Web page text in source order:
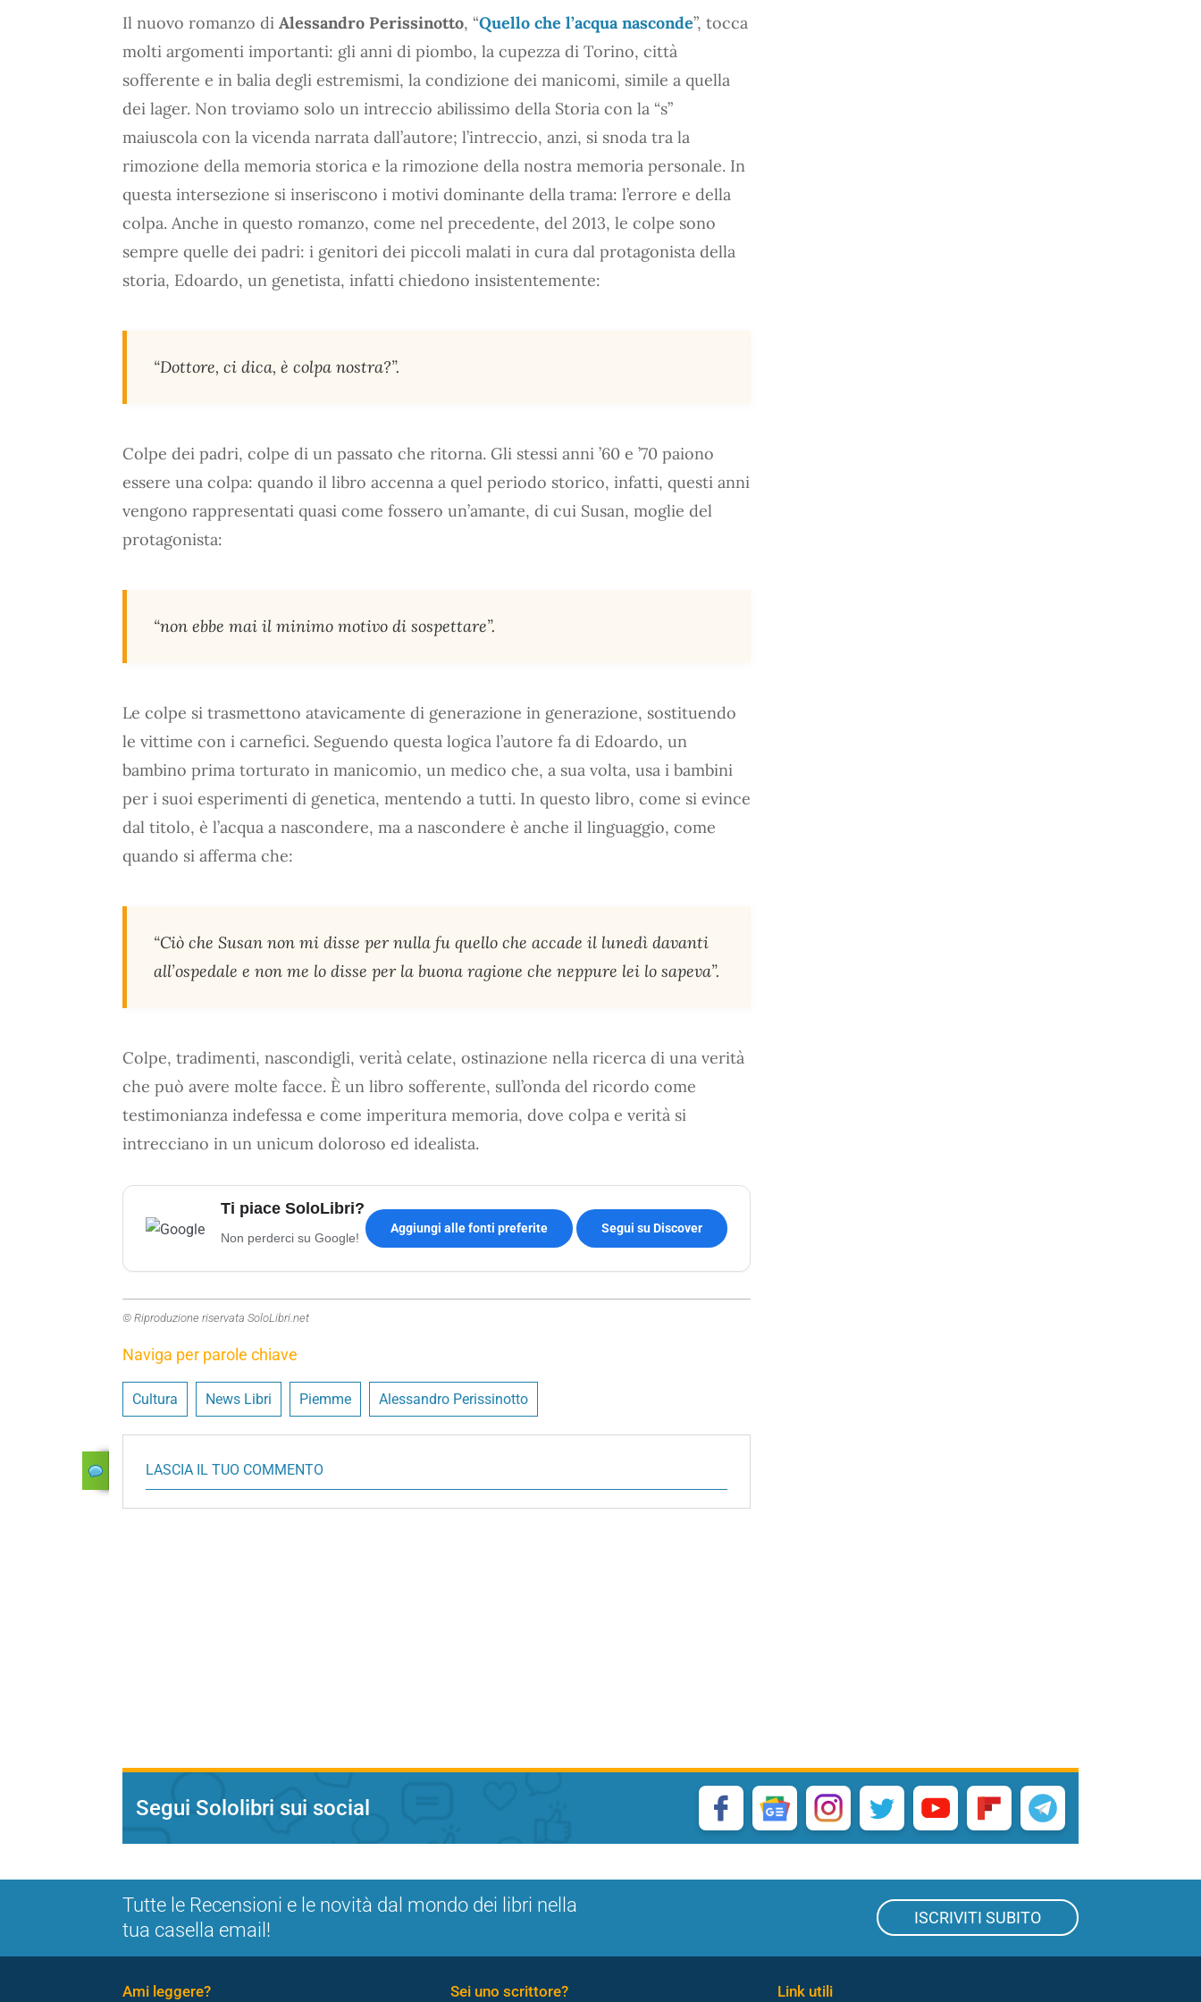
Il nuovo romanzo di Alessandro Perissinotto, “Quello che l’acqua nasconde”, tocca
molti argomenti importanti: gli anni di piombo, la cupezza di Torino, città
sofferente e in balia degli estremismi, la condizione dei manicomi, simile a quella
dei lager. Non troviamo solo un intreccio abilissimo della Storia con la “s”
maiuscola con la vicenda narrata dall’autore; l’intreccio, anzi, si snoda tra la
rimozione della memoria storica e la rimozione della nostra memoria personale. In
questa intersezione si inseriscono i motivi dominante della trama: l’errore e della
colpa. Anche in questo romanzo, come nel precedente, del 2013, le colpe sono
sempre quelle dei padri: i genitori dei piccoli malati in cura dal protagonista della
storia, Edoardo, un genetista, infatti chiedono insistentemente:
“Dottore, ci dica, è colpa nostra?”.
Colpe dei padri, colpe di un passato che ritorna. Gli stessi anni ’60 e ’70 paiono
essere una colpa: quando il libro accenna a quel periodo storico, infatti, questi anni
vengono rappresentati quasi come fossero un’amante, di cui Susan, moglie del
protagonista:
“non ebbe mai il minimo motivo di sospettare”.
Le colpe si trasmettono atavicamente di generazione in generazione, sostituendo
le vittime con i carnefici. Seguendo questa logica l’autore fa di Edoardo, un
bambino prima torturato in manicomio, un medico che, a sua volta, usa i bambini
per i suoi esperimenti di genetica, mentendo a tutti. In questo libro, come si evince
dal titolo, è l’acqua a nascondere, ma a nascondere è anche il linguaggio, come
quando si afferma che:
“Ciò che Susan non mi disse per nulla fu quello che accade il lunedì davanti
all’ospedale e non me lo disse per la buona ragione che neppure lei lo sapeva”.
Colpe, tradimenti, nascondigli, verità celate, ostinazione nella ricerca di una verità
che può avere molte facce. È un libro sofferente, sull’onda del ricordo come
testimonianza indefessa e come imperitura memoria, dove colpa e verità si
intrecciano in un unicum doloroso ed idealista.
Ti piace SoloLibri?
Non perderci su Google!
Aggiungi alle fonti preferite Segui su Discover
© Riproduzione riservata SoloLibri.net
Naviga per parole chiave
Cultura News Libri Piemme Alessandro Perissinotto
LASCIA IL TUO COMMENTO
Segui Sololibri sui social
Tutte le Recensioni e le novità dal mondo dei libri nella
tua casella email!
ISCRIVITI SUBITO
Ami leggere? Sei uno scrittore? Link utili